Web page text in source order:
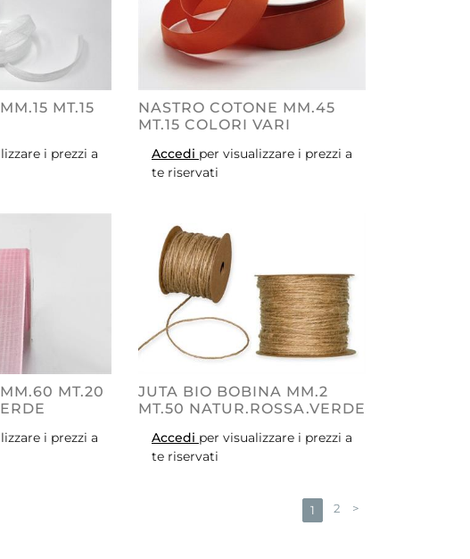
MT.15
i prezzi a
NASTRO COTONE MM.45
MT.15 COLORI VARI
Accedi per visualizzare i prezzi a
te riservati
MT.20
i prezzi a
JUTA BIO BOBINA MM.2
MT.50 NATUR.ROSSA.VERDE
Accedi per visualizzare i prezzi a
te riservati
1 2 >